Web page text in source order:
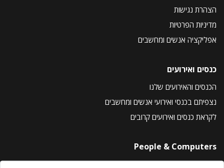
הצהרת נגישות
מדיניות הפרטיות
אפליקציה אנשים ומחשבים
כנסים ואירועים
הכנסים והאירועים שלנו
נצפיתם בכנסי ואירועי אנשים ומחשבים
לקראת כנסים ואירועים קרובים
People & Computers
About Us